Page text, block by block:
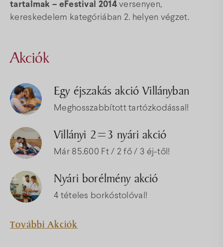
tartalmak – eFestival 2014versenyen,
kereskedelem kategóriában 2. helyen végzet.
Akciók
Egy éjszakás akció Villányban
Meghosszabbított tartózkodással!
Villányi 2=3 nyári akció
Már 85.600 Ft / 2 fő / 3 éj-től!
Nyári borélmény akció
4 tételes borkóstolóval!
További Akciók